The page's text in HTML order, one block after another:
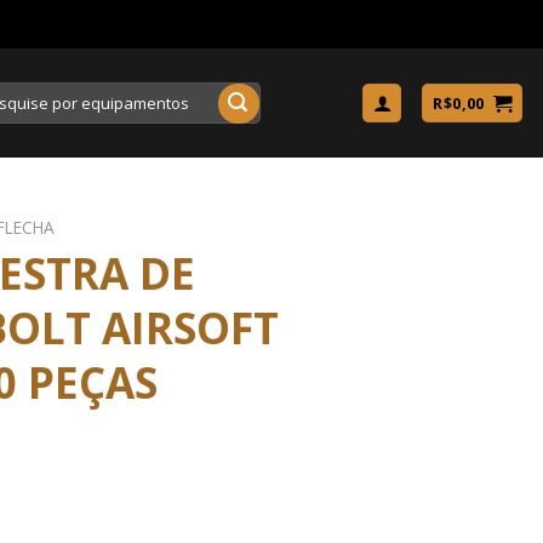
R$0,00
DE
AIRSOFT
PEÇAS